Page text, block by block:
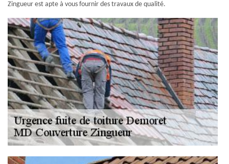
Zingueur est apte à vous fournir des travaux de qualité.